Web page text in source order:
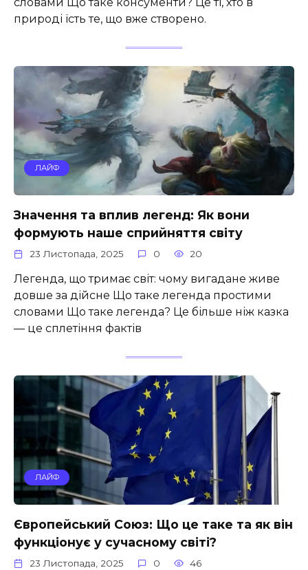
природі їсть те, що вже створено.
ЛАЙФ
Значення та вплив легенд: Як вони
формують наше сприйняття світу
23 Листопада, 2025 0 20
Легенда, що тримає світ: чому вигадане живе
довше за дійсне Що таке легенда простими
словами Що таке легенда? Це більше ніж казка
— це сплетіння фактів
ЛАЙФ
Європейський Союз: Що це таке та як він
функціонує у сучасному світі?
23 Листопада, 2025 0 46